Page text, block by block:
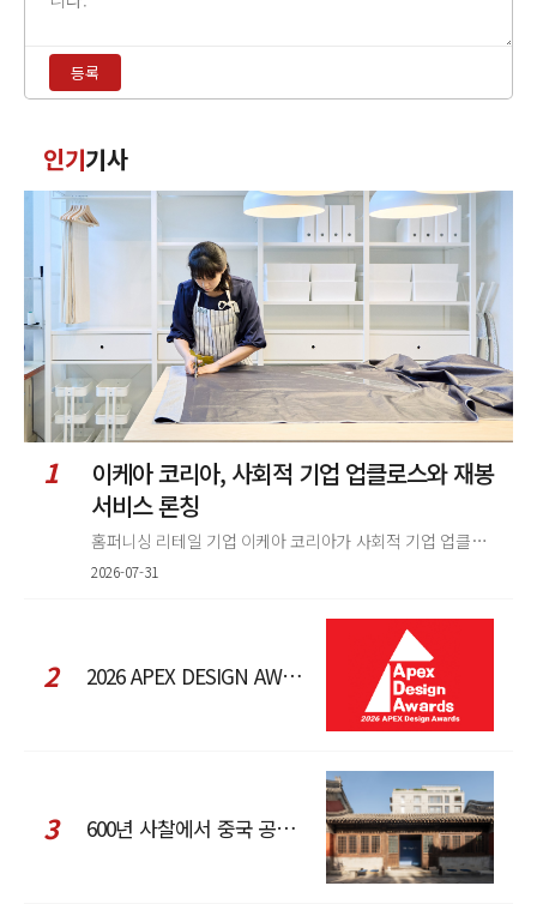
력
등록
글
인기기사
1
이케아 코리아, 사회적 기업 업클로스와 재봉
서비스 론칭
홈퍼니싱 리테일 기업 이케아 코리아가 사회적 기업 업클로스(Upcloth)와 협력해 재봉 서비스를 선보인다. 이번 협업은 이케
2026-07-31
2 2026 APEX DESIGN AWARDS
3 600년 사찰에서 중국 공예와 현대 패션을 직조한 ZARA x Fanglu Lin Pop-Up